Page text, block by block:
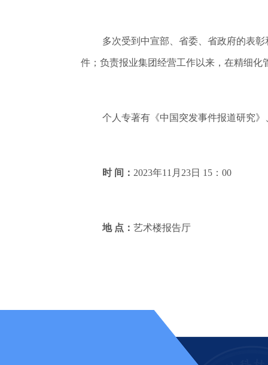
多次受到中宣部、省委、省政府的表
件；负责报业集团经营工作以来，在精细
个人专著有《中国突发事件报道研究
时 间： 2023年11月23日 15：00
地 点： 艺术楼报告厅